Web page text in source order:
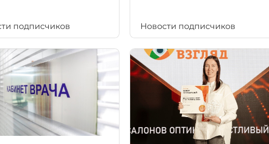
подписчиков Новости подписчиков